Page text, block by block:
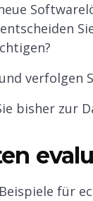
verfolgen
bisher zur
für